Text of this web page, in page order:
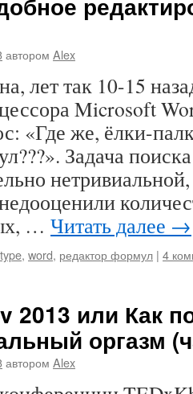
автором Alex
лет так 10-15
Microsoft
«Где же, ёлки-
Задача
… Читать далее →
, word, редактор формул | 4
2013 или Как
оргазм
автором Alex